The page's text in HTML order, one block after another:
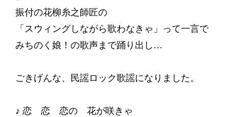
振付の花柳糸之師匠の
「スウィングしながら歌わなきゃ」って一言で
みちのく娘！の歌声まで踊り出し…
ごきげんな、民謡ロック歌謡になりました。
♪ 恋 恋 恋の 花が咲きゃ